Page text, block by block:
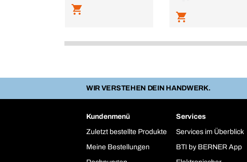
WIR VERSTEHEN DEIN HANDWERK.
Kundenmenü
Zuletzt bestellte Produkte
Meine Bestellungen
Services
Services im Überblick
BTI by BERNER App